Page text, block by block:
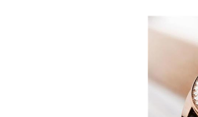
泉州市丰泽区宝洲路729号
青岛市南区山东路6号华润
烟台市芝罘区胜利路139号
长春市朝阳区西安大路727
贵阳市南明区都司高架桥路
昆明市盘龙区北京路928号